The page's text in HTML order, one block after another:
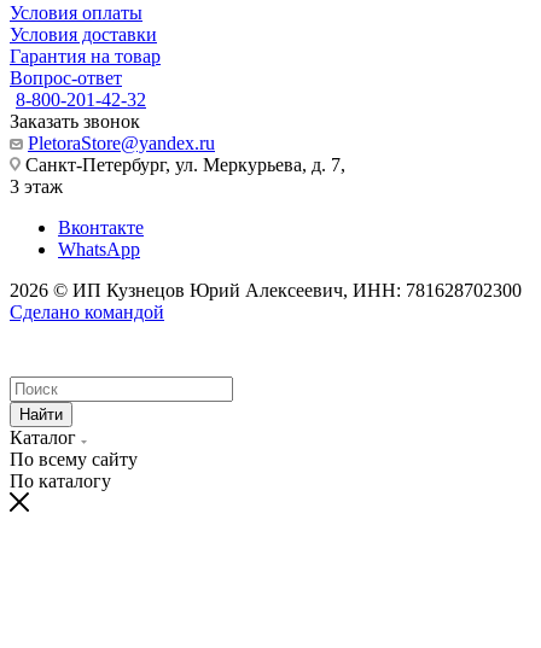
Условия оплаты
Условия доставки
Гарантия на товар
Вопрос-ответ
8-800-201-42-32
Заказать звонок
PletoraStore@yandex.ru
Санкт-Петербург, ул. Меркурьева, д. 7,
3 этаж
Вконтакте
WhatsApp
2026 © ИП Кузнецов Юрий Алексеевич, ИНН: 781628702300
Сделано командой
Найти
Каталог
По всему сайту
По каталогу